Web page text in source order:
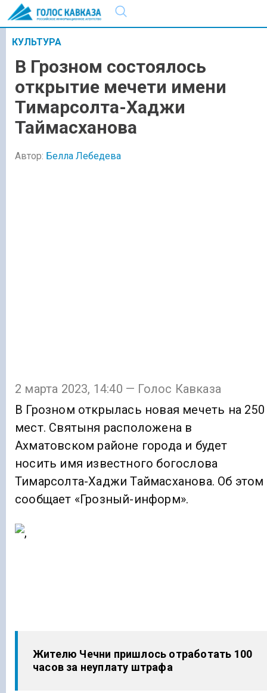
КУЛЬТУРА
В Грозном состоялось
открытие мечети имени
Тимарсолта-Хаджи
Таймасханова
Автор: Белла Лебедева
2 марта 2023, 14:40 — Голос Кавказа
В Грозном открылась новая мечеть на 250
мест. Святыня расположена в
Ахматовском районе города и будет
носить имя известного богослова
Тимарсолта-Хаджи Таймасханова. Об этом
сообщает «Грозный-информ».
Жителю Чечни пришлось отработать 100
часов за неуплату штрафа